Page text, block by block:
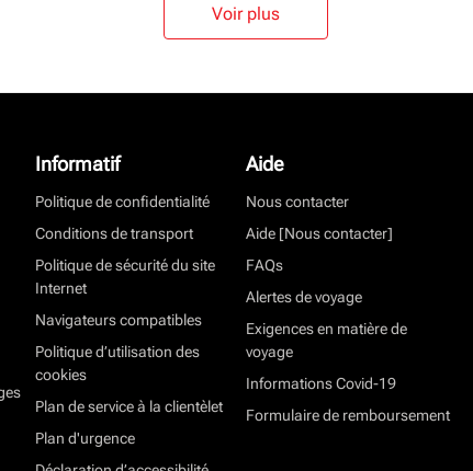
Voir plus
Informatif
Politique de confidentialité
Conditions de transport
Politique de sécurité du site
Internet
Navigateurs compatibles
Politique d’utilisation des
cookies
Plan de service à la clientèlet
Plan d'urgence
Aide
Nous contacter
Aide [Nous contacter]
FAQs
Alertes de voyage
Exigences en matière de
voyage
Informations Covid-19
Formulaire de remboursement